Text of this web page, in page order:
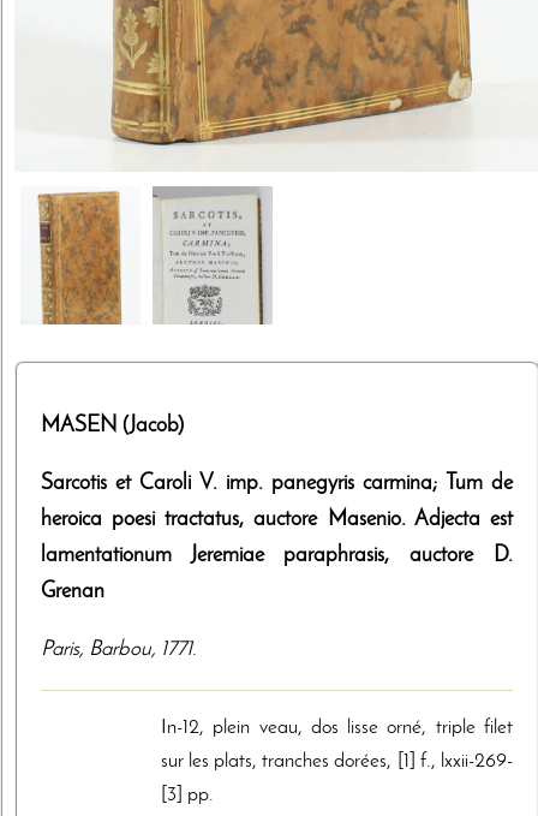
MASEN (Jacob)
Sarcotis et Caroli V. imp. panegyris carmina; Tum de
heroica poesi tractatus, auctore Masenio. Adjecta est
lamentationum Jeremiae paraphrasis, auctore D.
Grenan
Paris, Barbou, 1771.
In-12, plein veau, dos lisse orné, triple filet
sur les plats, tranches dorées, [1] f., lxxii-269-
[3] pp.